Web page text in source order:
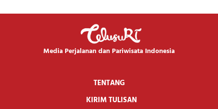
Media Perjalanan dan Pariwisata Indonesia
TENTANG
KIRIM TULISAN